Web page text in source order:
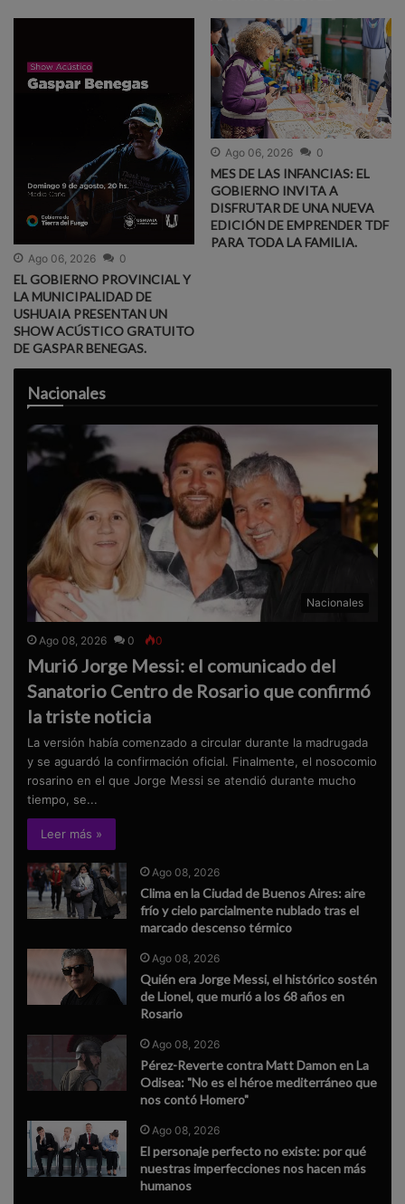
Ago 06, 2026 0
EL GOBIERNO PROVINCIAL Y
LA MUNICIPALIDAD DE
USHUAIA PRESENTAN UN
SHOW ACÚSTICO GRATUITO
DE GASPAR BENEGAS.
Ago 06, 2026 0
MES DE LAS INFANCIAS: EL
GOBIERNO INVITA A
DISFRUTAR DE UNA NUEVA
EDICIÓN DE EMPRENDER TDF
PARA TODA LA FAMILIA.
Nacionales
Nacionales
Ago 08, 2026 0 0
Murió Jorge Messi: el comunicado del
Sanatorio Centro de Rosario que confirmó
la triste noticia
La versión había comenzado a circular durante la madrugada
y se aguardó la confirmación oficial. Finalmente, el nosocomio
rosarino en el que Jorge Messi se atendió durante mucho
tiempo, se...
Leer más »
Ago 08, 2026
Clima en la Ciudad de Buenos Aires: aire
frío y cielo parcialmente nublado tras el
marcado descenso térmico
Ago 08, 2026
Quién era Jorge Messi, el histórico sostén
de Lionel, que murió a los 68 años en
Rosario
Ago 08, 2026
Pérez-Reverte contra Matt Damon en La
Odisea: "No es el héroe mediterráneo que
nos contó Homero"
Ago 08, 2026
El personaje perfecto no existe: por qué
nuestras imperfecciones nos hacen más
humanos